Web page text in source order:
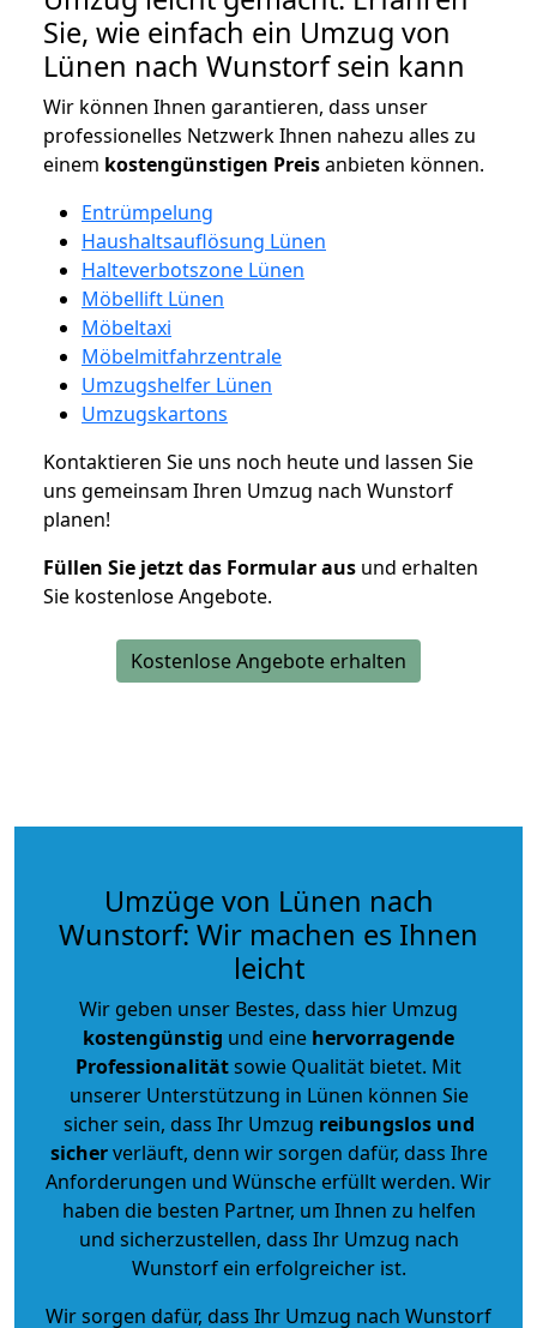
Sie, wie einfach ein Umzug von
Lünen nach Wunstorf sein kann
Wir können Ihnen garantieren, dass unser
professionelles Netzwerk Ihnen nahezu alles zu
einem kostengünstigen Preisanbieten können.
Entrümpelung
Haushaltsauflösung Lünen
Halteverbotszone Lünen
Möbellift Lünen
Möbeltaxi
Möbelmitfahrzentrale
Umzugshelfer Lünen
Umzugskartons
Kontaktieren Sie uns noch heute und lassen Sie
uns gemeinsam Ihren Umzug nach Wunstorf
planen!
Füllen Sie jetzt das Formular aus und erhalten
Sie kostenlose Angebote.
Kostenlose Angebote erhalten
Umzüge von Lünen nach
Wunstorf: Wir machen es Ihnen
leicht
Wir geben unser Bestes, dass hier Umzug
kostengünstig und eine hervorragende
Professionalitätsowie Qualität bietet. Mit
unserer Unterstützung in Lünen können Sie
sicher sein, dass Ihr Umzug reibungslos und
sicherverläuft, denn wir sorgen dafür, dass Ihre
Anforderungen und Wünsche erfüllt werden. Wir
haben die besten Partner, um Ihnen zu helfen
und sicherzustellen, dass Ihr Umzug nach
Wunstorf ein erfolgreicher ist.
Wir sorgen dafür, dass Ihr Umzug nach Wunstorf